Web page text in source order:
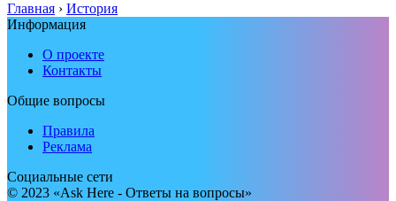
Главная › История
Информация
О проекте
Контакты
Общие вопросы
Правила
Реклама
Социальные сети
© 2023 «Ask Here - Ответы на вопросы»